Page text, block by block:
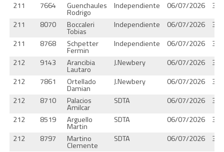
211
7664 Guenchaules
Rodrigo
Independiente 06/07/2026
211
8070 Boccaleri
Tobias
Independiente 06/07/2026
211
8768 Schpetter
Fermin
Independiente 06/07/2026
212
9143 Arancibia
Lautaro
J.Newbery 06/07/2026
212
7861 Ortellado
Damian
J.Newbery 06/07/2026
212
8710 Palacios
Amilcar
SDTA 06/07/2026
212
8519 Arguello
Martin
SDTA 06/07/2026
212
8797 Martino
Clemente
SDTA 06/07/2026